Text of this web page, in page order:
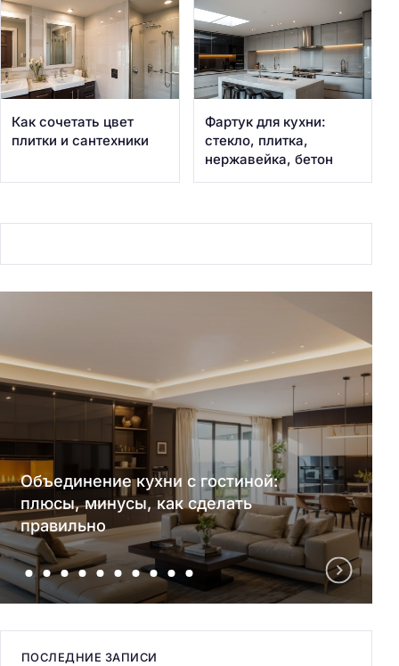
Как сочетать цвет
плитки и сантехники
Фартук для кухни:
стекло, плитка,
нержавейка, бетон
Объединение кухни с гостиной:
плюсы, минусы, как сделать
правильно
ПОСЛЕДНИЕ ЗАПИСИ